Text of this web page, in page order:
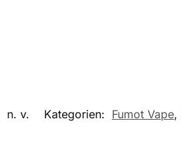
n. v. Kategorien: Fumot Vape,